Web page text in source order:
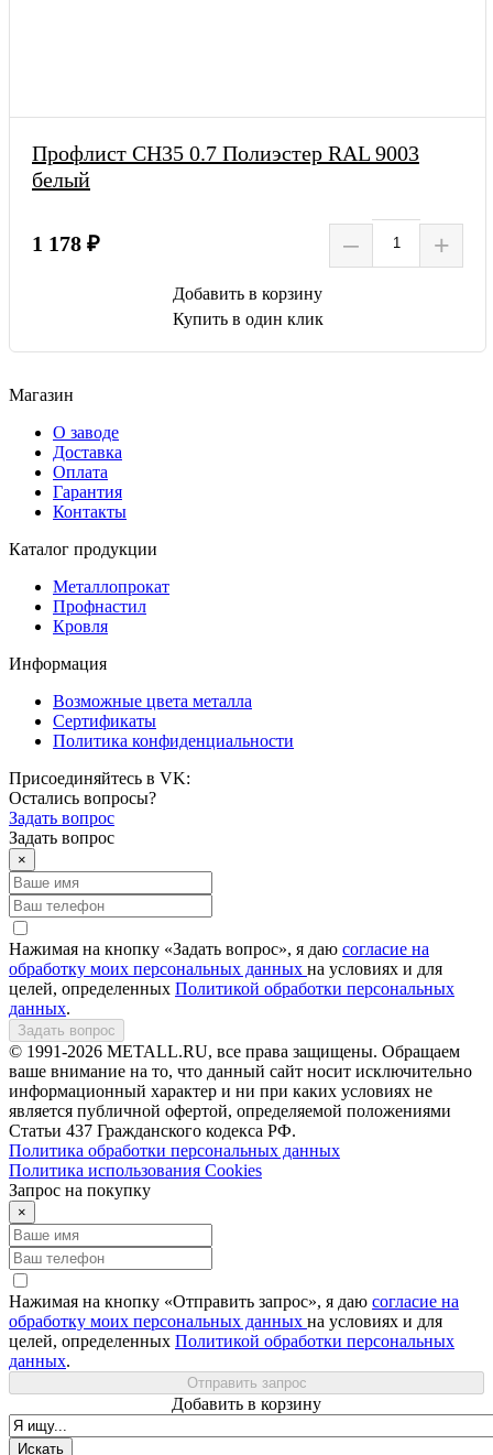
Профлист СН35 0.7 Полиэстер RAL 9003
белый
1 178 ₽ – +
Добавить в корзину
Купить в один клик
Магазин
О заводе
Доставка
Оплата
Гарантия
Контакты
Каталог продукции
Металлопрокат
Профнастил
Кровля
Информация
Возможные цвета металла
Сертификаты
Политика конфиденциальности
Присоединяйтесь в VK:
Остались вопросы?
Задать вопрос
Задать вопрос
×
Нажимая на кнопку «Задать вопрос», я даю согласие на
обработку моих персональных данных на условиях и для
целей, определенных Политикой обработки персональных
данных.
Задать вопрос
© 1991-2026 METALL.RU, все права защищены. Обращаем
ваше внимание на то, что данный сайт носит исключительно
информационный характер и ни при каких условиях не
является публичной офертой, определяемой положениями
Статьи 437 Гражданского кодекса РФ.
Политика обработки персональных данных
Политика использования Сookies
Запрос на покупку
×
Нажимая на кнопку «Отправить запрос», я даю согласие на
обработку моих персональных данных на условиях и для
целей, определенных Политикой обработки персональных
данных.
Отправить запрос
Добавить в корзину